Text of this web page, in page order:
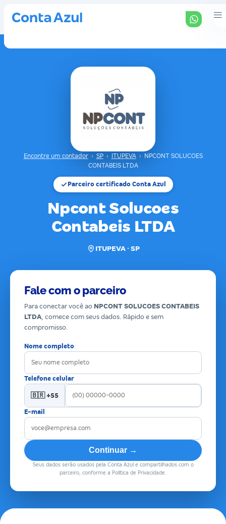
Encontre um contador › SP › ITUPEVA ›
NPCONT SOLUCOES
CONTABEIS LTDA
Parceiro certificado Conta Azul
Npcont Solucoes
Contabeis LTDA
ITUPEVA · SP
Fale com o parceiro
Para conectar você ao NPCONT SOLUCOES CONTABEIS
LTDA, comece com seus dados. Rápido e sem
compromisso.
Nome completo
Telefone celular
🇧🇷 +55
E-mail
Continuar →
Seus dados serão usados pela Conta Azul e compartilhados com o
parceiro, conforme a Política de Privacidade.